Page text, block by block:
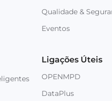
Qualidade &
Eventos
Ligações Úteis
OPENMPD
DataPlus